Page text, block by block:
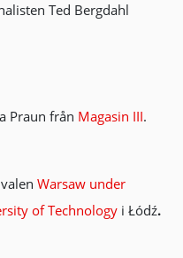
Ted Bergdahl
Praun från Magasin III.
Warsaw under
of Technology i Łódź.